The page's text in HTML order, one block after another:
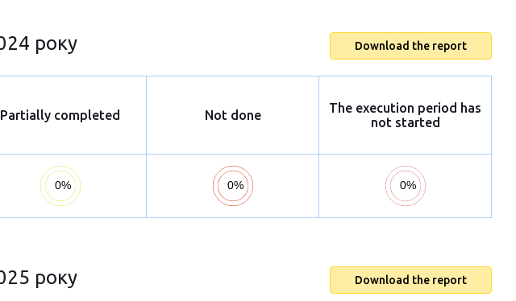
року Download the report
Partially completed Not done
The execution period has
not started
року Download the report